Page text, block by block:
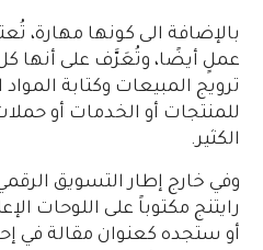
بالإضافة الى كونها مهارة،
عملٍ أيضًا، وتُعَرَّف على أنها
ترويج المبيعات وكتابة
للمنتجات أو الخدمات أو
الكثير.
وفي خارج إطار التسويق
رايتنج مكتوباً على اللوحات
أو ستجده كعنوان مقالة في